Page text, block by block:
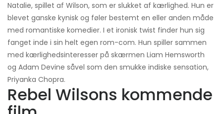
Natalie, spillet af Wilson, som er slukket af kærlighed. Hun er
blevet ganske kynisk og føler bestemt en eller anden måde
med romantiske komedier. I et ironisk twist finder hun sig
fanget inde i sin helt egen rom-com. Hun spiller sammen
med kærlighedsinteresser på skærmen Liam Hemsworth
og Adam Devine såvel som den smukke indiske sensation,
Priyanka Chopra.
Rebel Wilsons kommende